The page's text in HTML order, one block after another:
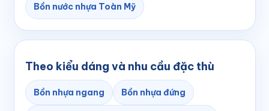
Bồn nước nhựa Toàn Mỹ
Theo kiểu dáng và nhu cầu đặc thù
Bồn nhựa ngang Bồn nhựa đứng